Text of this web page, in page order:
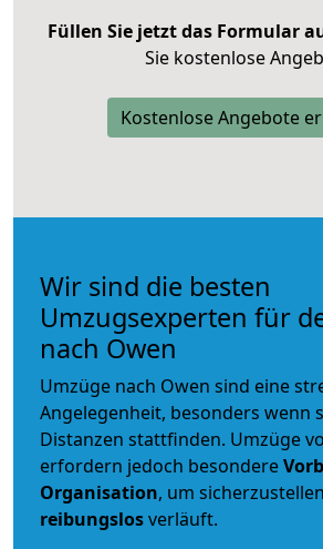
Füllen Sie jetzt das Formular
Sie kostenlose
Kostenlose Angebote
Wir sind die besten
Umzugsexperten für
nach Owen
Umzüge nach Owen sind eine
Angelegenheit, besonders wenn
Distanzen stattfinden. Umzüge
erfordern jedoch besondere
Organisation, um
reibungslosverläuft.